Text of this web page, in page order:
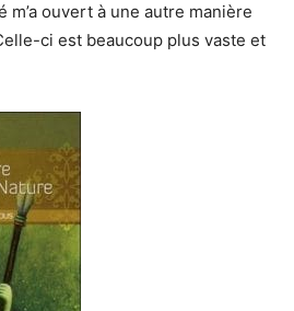
ouvert à une autre manière
ci est beaucoup plus vaste et